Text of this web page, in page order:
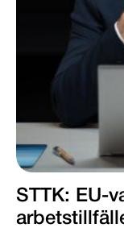
STTK: EU-